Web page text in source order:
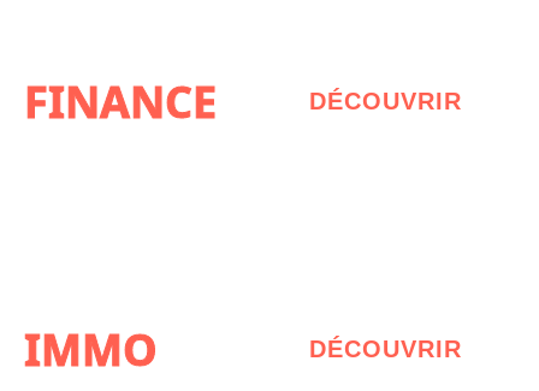
FINANCE DÉCOUVRIR
IMMO DÉCOUVRIR